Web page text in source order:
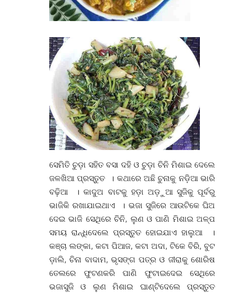
ସେମିତି ଚୁଡ଼ା ସହିତ ବସା ଦହି ଓ ଚୁଡ଼ା ଚିନି ମିଶାଇ ଦେଲେ
ଜଳଖିଆ ପ୍ରସ୍ତୁତ । କଥାରେ ଅଛି ଚୁନାକୁ ନଡ଼ିଆ ଭାରି
ବଢ଼ିଆ । କାଦୁଅ ବାଟକୁ ହଡ଼ା ଅଡ଼ୁଆ ସୁଜିକୁ ପୂର୍ବରୁ
ଭାଜିକି ରଖାଯାଇଥାଏ । ଭଜା ସୁଜିରେ ଆଉଟିକେ ଘିଅ
ଦେଇ ଭାଜି ସେଥିରେ ଚିନି, ଲୁଣ ଓ ପାଣି ମିଶାଇ ଅଳ୍ପ
ସମୟ ରାନ୍ଧିଦେଲେ ପ୍ରସ୍ତୁତ ହୋଇଯାଏ ହାଲୁଆ ।
କଞ୍ଚା ଲଙ୍କା, କଟା ପିଆଜ, କଟା ଅଦା, ଟିକେ ବିରି, ବୁଟ
ଡ଼ାଲି, ଚିନା ବାଦାମ, ଭୃସଙ୍ଗ ପତ୍ର ଓ ଜୀରାକୁ ଶୋରିଷ
ତେଲରେ ଫୁଟଣକରି ପାଣି ଫୁଟାଇଦେଇ ସେଥିରେ
ଭଜାସୁଜି ଓ ଲୁଣ ମିଶାଇ ଘାଣ୍ଟିଦେଲେ ପ୍ରସ୍ତୁତ